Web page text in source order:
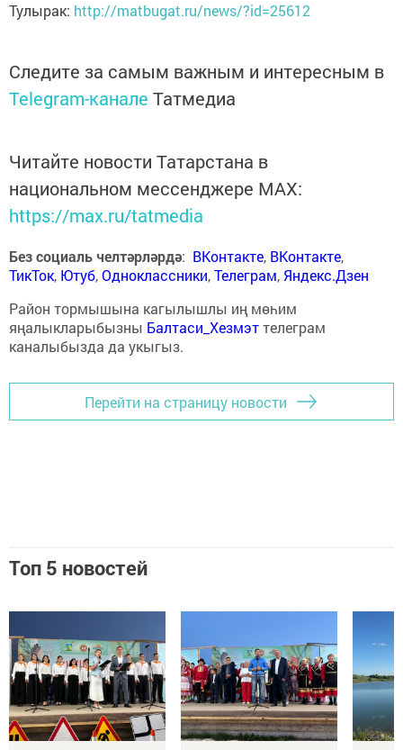
Тулырак: http://matbugat.ru/news/?id=25612
Следите за самым важным и интересным в
Telegram-канале Татмедиа
Читайте новости Татарстана в
национальном мессенджере MАХ:
https://max.ru/tatmedia
Без социаль челтәрләрдә: ВКонтакте, ВКонтакте,
ТикТок, Ютуб,Одноклассники,Телеграм, Яндекс.Дзен
Район тормышына кагылышлы иң мөһим
яңалыкларыбызны Балтаси_Хезмэттелеграм
каналыбызда да укыгыз.
Перейти на страницу новости
Топ 5 новостей